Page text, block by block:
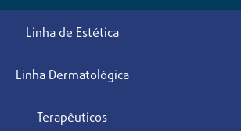
Linha de Estética
Linha Dermatológica
Terapêuticos